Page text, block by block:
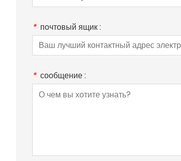
* почтовый ящик :
* сообщение :